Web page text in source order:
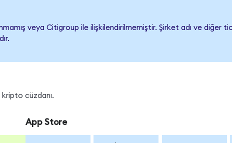
veya Citigroup ile ilişkilendirilmemiştir. Şirket adı ve diğer
kripto cüzdanı.
App Store